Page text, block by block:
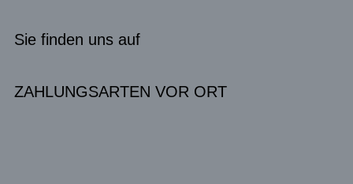
Sie finden uns auf
ZAHLUNGSARTEN VOR ORT